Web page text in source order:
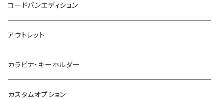
コードバンエディション
アウトレット
カラビナ・キーホルダー
カスタムオプション